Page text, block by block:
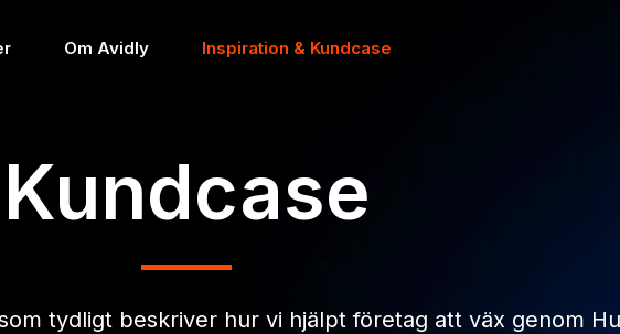
Om Avidly Inspiration & Kundcase
Kundcase
tydligt beskriver hur vi hjälpt företag att väx genom